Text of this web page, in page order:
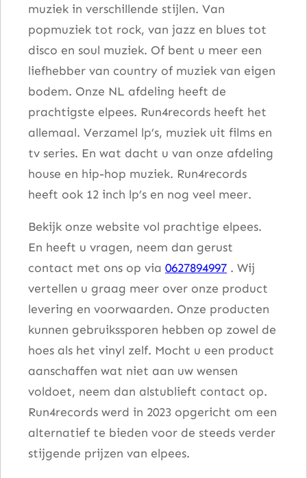
muziek in verschillende stijlen. Van
popmuziek tot rock, van jazz en blues tot
disco en soul muziek. Of bent u meer een
liefhebber van country of muziek van eigen
bodem. Onze NL afdeling heeft de
prachtigste elpees. Run4records heeft het
allemaal. Verzamel lp’s, muziek uit films en
tv series. En wat dacht u van onze afdeling
house en hip-hop muziek. Run4records
heeft ook 12 inch lp’s en nog veel meer.
Bekijk onze website vol prachtige elpees.
En heeft u vragen, neem dan gerust
contact met ons op via 0627894997 . Wij
vertellen u graag meer over onze product
levering en voorwaarden. Onze producten
kunnen gebruikssporen hebben op zowel de
hoes als het vinyl zelf. Mocht u een product
aanschaffen wat niet aan uw wensen
voldoet, neem dan alstublieft contact op.
Run4records werd in 2023 opgericht om een
alternatief te bieden voor de steeds verder
stijgende prijzen van elpees.